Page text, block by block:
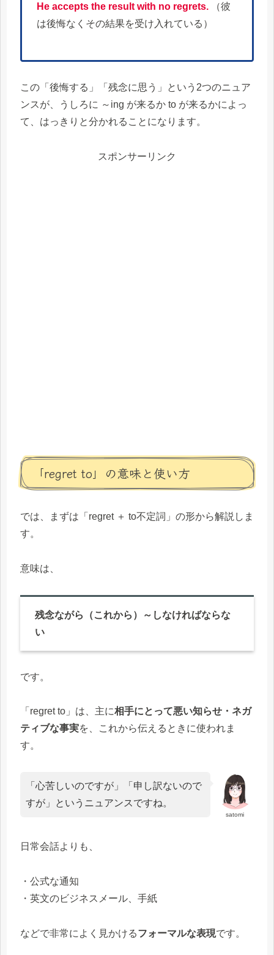
He accepts the result with no regrets.
（彼
は後悔なくその結果を受け入れている）
この「後悔する」「残念に思う」という2つのニュア
ンスが、うしろに ～ing が来るか to が来るかによっ
て、はっきりと分かれることになります。
スポンサーリンク
「regret to」の意味と使い方
では、まずは「regret ＋ to不定詞」の形から解説しま
す。
意味は、
残念ながら（これから）～しなければならな
い
です。
「regret to」は、主に相手にとって悪い知らせ・ネガ
ティブな事実を、これから伝えるときに使われま
す。
satomi
「心苦しいのですが」「申し訳ないので
すが」というニュアンスですね。
日常会話よりも、
・公式な通知
・英文のビジネスメール、手紙
などで非常によく見かけるフォーマルな表現です。